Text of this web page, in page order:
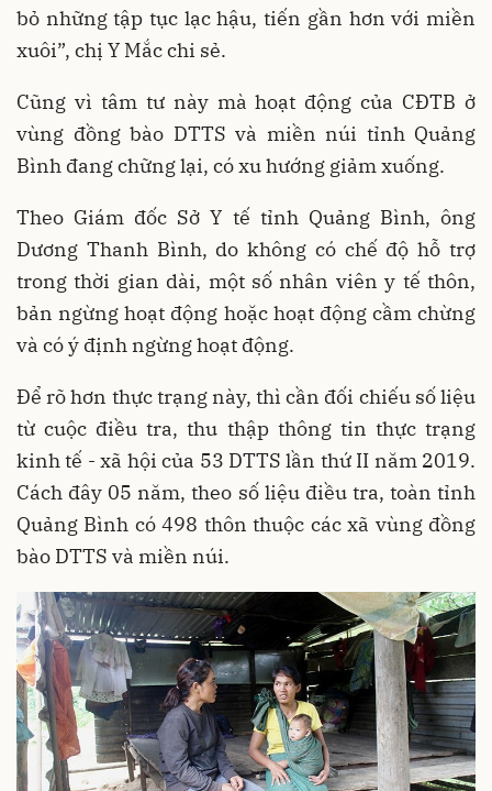
bỏ những tập tục lạc hậu, tiến gần hơn với miền
xuôi”, chị Y Mắc chi sẻ.
Cũng vì tâm tư này mà hoạt động của CĐTB ở
vùng đồng bào DTTS và miền núi tỉnh Quảng
Bình đang chững lại, có xu hướng giảm xuống.
Theo Giám đốc Sở Y tế tỉnh Quảng Bình, ông
Dương Thanh Bình, do không có chế độ hỗ trợ
trong thời gian dài, một số nhân viên y tế thôn,
bản ngừng hoạt động hoặc hoạt động cầm chừng
và có ý định ngừng hoạt động.
Để rõ hơn thực trạng này, thì cần đối chiếu số liệu
từ cuộc điều tra, thu thập thông tin thực trạng
kinh tế - xã hội của 53 DTTS lần thứ II năm 2019.
Cách đây 05 năm, theo số liệu điều tra, toàn tỉnh
Quảng Bình có 498 thôn thuộc các xã vùng đồng
bào DTTS và miền núi.